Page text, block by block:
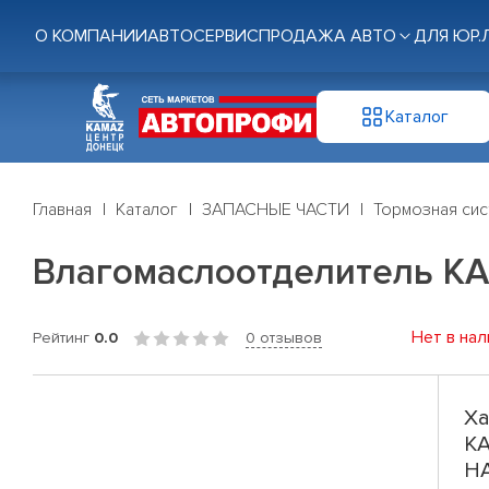
О КОМПАНИИАВТОСЕРВИСПРОДАЖА АВТО ДЛЯ
Каталог
Главная Каталог ЗАПАСНЫЕ ЧАСТИ Тормозная
Влагомаслоотделитель
Рейтинг 0.0 0 отзывов Нет в